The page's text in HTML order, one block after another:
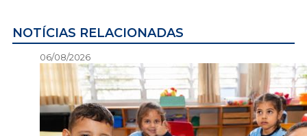
NOTÍCIAS RELACIONADAS
06/08/2026